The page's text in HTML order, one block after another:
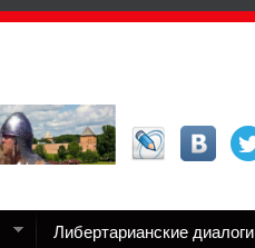
Либертарианские диалоги